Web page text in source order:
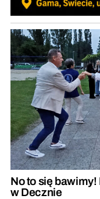
No to się
w Decznie